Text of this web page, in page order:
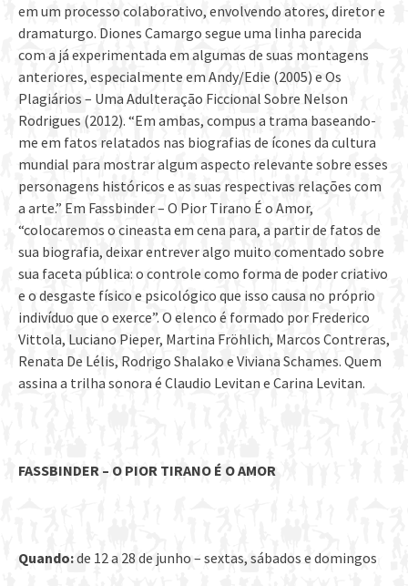
em um processo colaborativo, envolvendo atores, diretor e
dramaturgo. Diones Camargo segue uma linha parecida
com a já experimentada em algumas de suas montagens
anteriores, especialmente em Andy/Edie (2005) e Os
Plagiários – Uma Adulteração Ficcional Sobre Nelson
Rodrigues (2012). “Em ambas, compus a trama baseando-
me em fatos relatados nas biografias de ícones da cultura
mundial para mostrar algum aspecto relevante sobre esses
personagens históricos e as suas respectivas relações com
a arte.” Em Fassbinder – O Pior Tirano É o Amor,
“colocaremos o cineasta em cena para, a partir de fatos de
sua biografia, deixar entrever algo muito comentado sobre
sua faceta pública: o controle como forma de poder criativo
e o desgaste físico e psicológico que isso causa no próprio
indivíduo que o exerce”. O elenco é formado por Frederico
Vittola, Luciano Pieper, Martina Fröhlich, Marcos Contreras,
Renata De Lélis, Rodrigo Shalako e Viviana Schames. Quem
assina a trilha sonora é Claudio Levitan e Carina Levitan.
FASSBINDER – O PIOR TIRANO É O AMOR
Quando:de 12 a 28 de junho – sextas, sábados e domingos